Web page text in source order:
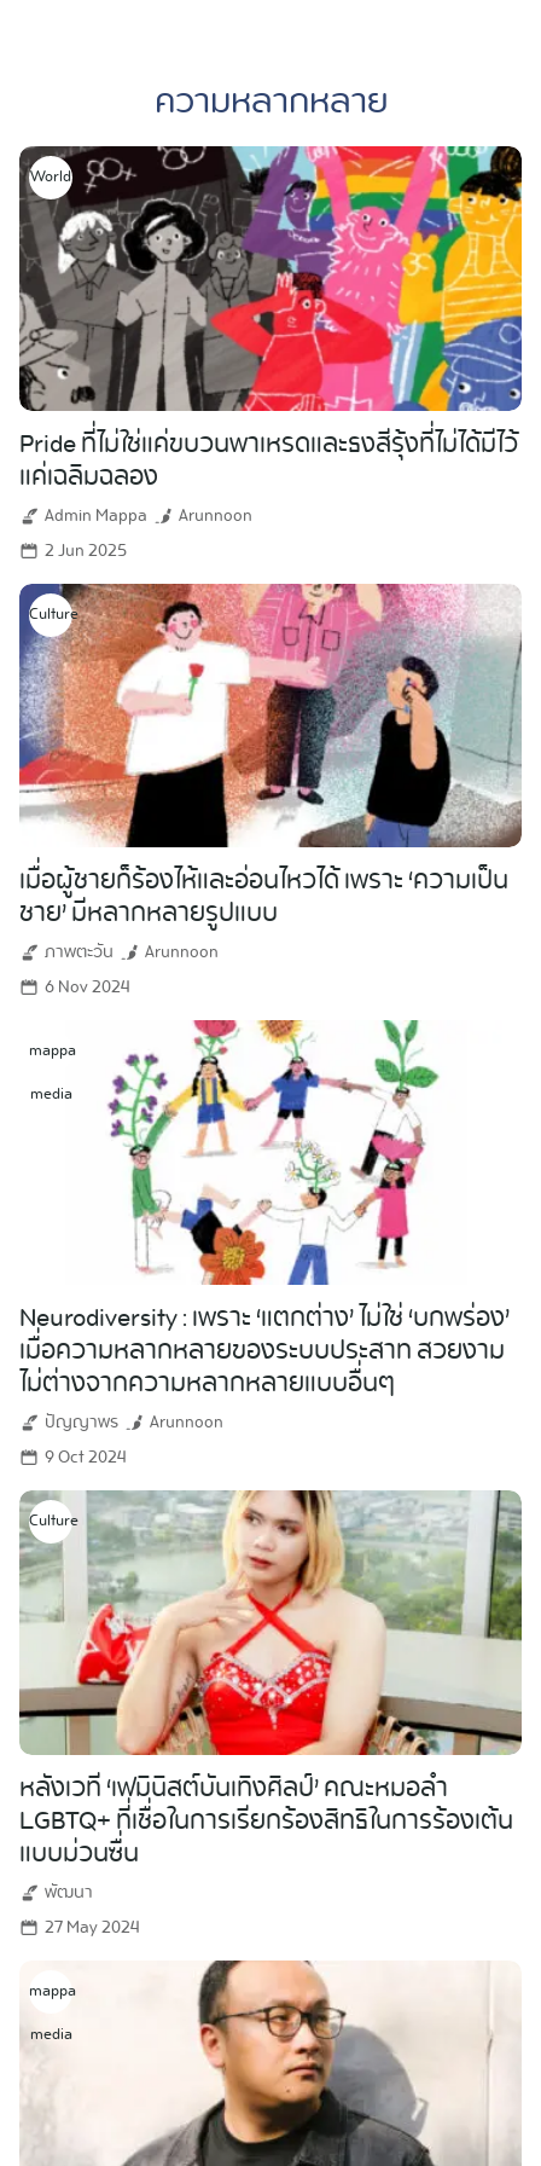
ความหลากหลาย
World
Pride ที่ไม่ใช่แค่ขบวนพาเหรดและธงสีรุ้งที่ไม่ได้มีไว้
แค่เฉลิมฉลอง
Admin Mappa
Arunnoon
2 Jun 2025
Culture
เมื่อผู้ชายก็ร้องไห้และอ่อนไหวได้ เพราะ ‘ความเป็น
ชาย’ มีหลากหลายรูปแบบ
ภาพตะวัน
Arunnoon
6 Nov 2024
mappa
media
Neurodiversity : เพราะ ‘แตกต่าง’ ไม่ใช่ ‘บกพร่อง’
เมื่อความหลากหลายของระบบประสาท สวยงาม
ไม่ต่างจากความหลากหลายแบบอื่นๆ
ปัญญาพร
Arunnoon
9 Oct 2024
Culture
หลังเวที ‘เฟมินิสต์บันเทิงศิลป์’ คณะหมอลำ
LGBTQ+ ที่เชื่อในการเรียกร้องสิทธิในการร้องเต้น
แบบม่วนซื่น
พัฒนา
27 May 2024
mappa
media